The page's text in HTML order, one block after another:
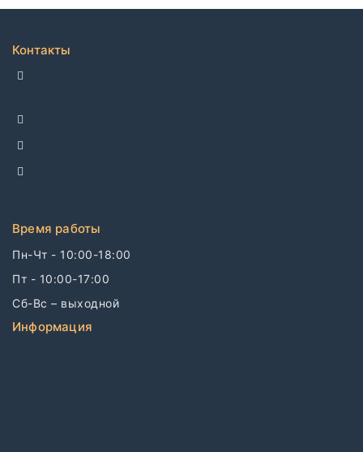
Контакты
Время работы
Пн-Чт - 10:00-18:00
Пт - 10:00-17:00
Сб-Вс – выходной
Информация